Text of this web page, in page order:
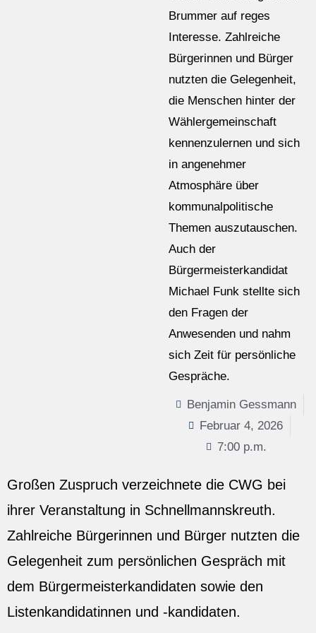
Brummer auf reges
Interesse. Zahlreiche
Bürgerinnen und Bürger
nutzten die Gelegenheit,
die Menschen hinter der
Wählergemeinschaft
kennenzulernen und sich
in angenehmer
Atmosphäre über
kommunalpolitische
Themen auszutauschen.
Auch der
Bürgermeisterkandidat
Michael Funk stellte sich
den Fragen der
Anwesenden und nahm
sich Zeit für persönliche
Gespräche.
Benjamin Gessmann
Februar 4, 2026
7:00 p.m.
Großen Zuspruch verzeichnete die CWG bei
ihrer Veranstaltung in Schnellmannskreuth.
Zahlreiche Bürgerinnen und Bürger nutzten die
Gelegenheit zum persönlichen Gespräch mit
dem Bürgermeisterkandidaten sowie den
Listenkandidatinnen und -kandidaten.